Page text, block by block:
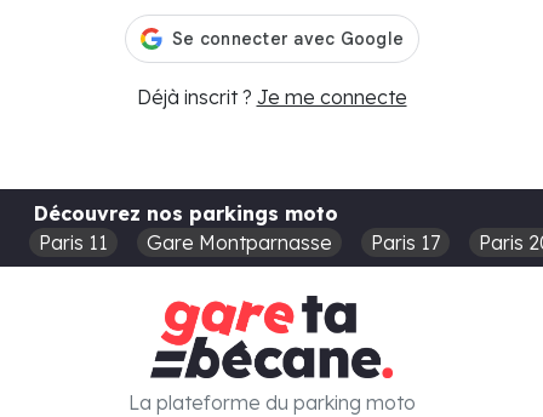
Déjà inscrit ? Je me connecte
Découvrez nos parkings moto
Paris 11
Gare Montparnasse Paris 17 Paris
La plateforme du parking moto